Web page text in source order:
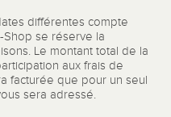
différentes compte
se réserve la
Le montant total de la
aux frais de
facturée que pour un seul
sera adressé.